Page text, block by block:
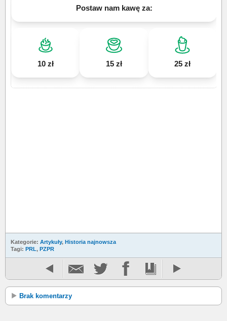
Postaw nam kawę za:
10 zł 15 zł 25 zł
Kategorie: Artykuły, Historia najnowsza
Tagi: PRL, PZPR
Brak komentarzy